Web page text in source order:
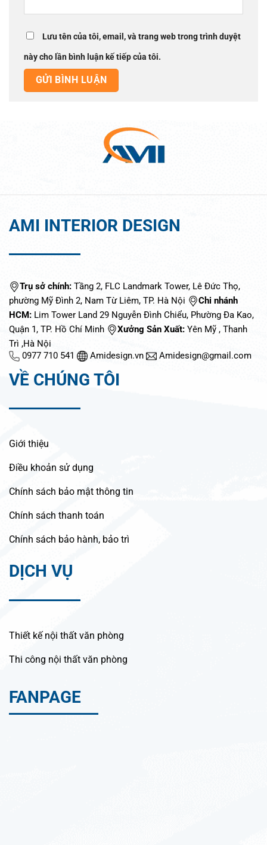
Lưu tên của tôi, email, và trang web trong trình duyệt
này cho lần bình luận kế tiếp của tôi.
AMI INTERIOR DESIGN
Trụ sở chính: Tầng 2, FLC Landmark Tower, Lê Đức Thọ,
phường Mỹ Đình 2, Nam Từ Liêm, TP. Hà Nội
Chi nhánh
HCM: Lim Tower Land 29 Nguyễn Đình Chiểu, Phường Đa Kao,
Quận 1, TP. Hồ Chí Minh
Xưởng Sản Xuất: Yên Mỹ , Thanh
Trì ,Hà Nội
0977 710 541
Amidesign.vn Amidesign@gmail.com
VỀ CHÚNG TÔI
Giới thiệu
Điều khoản sử dụng
Chính sách bảo mật thông tin
Chính sách thanh toán
Chính sách bảo hành, bảo trì
DỊCH VỤ
Thiết kế nội thất văn phòng
Thi công nội thất văn phòng
FANPAGE